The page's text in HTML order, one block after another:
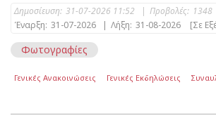
Δημοσίευση: 31-07-2026 11:52 | Προβολές: 1348
Έναρξη: 31-07-2026 | Λήξη: 31-08-2026 [Σε
Φωτογραφίες
Γενικές Ανακοινώσεις Γενικές Εκδηλώσεις